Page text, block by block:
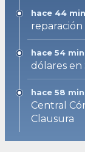
hace 44
reparación
hace 54
dólares en
hace 58
Central
Clausura